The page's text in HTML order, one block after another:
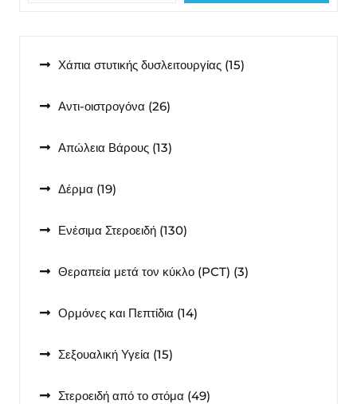
Χάπια στυτικής δυσλειτουργίας 1515
Αντι-οιστρογόνα 2626
Απώλεια Βάρους 1313
Δέρμα 1919
Ενέσιμα Στεροειδή 130130
Θεραπεία μετά τον κύκλο (PCT) 33
Ορμόνες και Πεπτίδια 1414
Σεξουαλική Υγεία 1515
Στεροειδή από το στόμα 4949